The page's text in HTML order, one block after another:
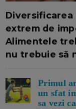
extrem de
Alimentele
nu trebuie să
Primul
un sfat
sa vezi